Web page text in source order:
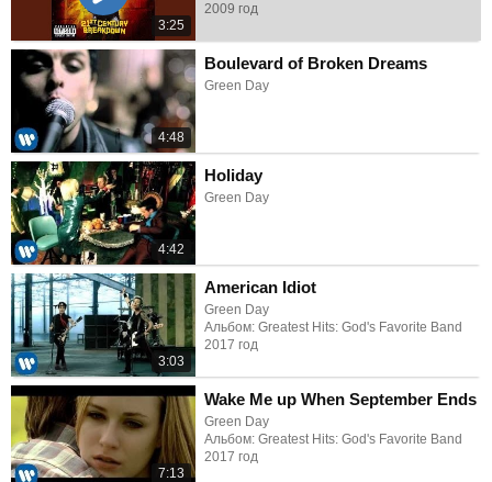
3:25
2009 год
4:48
Boulevard of Broken Dreams
Green Day
4:42
Holiday
Green Day
3:03
American Idiot
Green Day
Альбом: Greatest Hits: God's Favorite Band
2017 год
7:13
Wake Me up When September Ends
Green Day
Альбом: Greatest Hits: God's Favorite Band
2017 год